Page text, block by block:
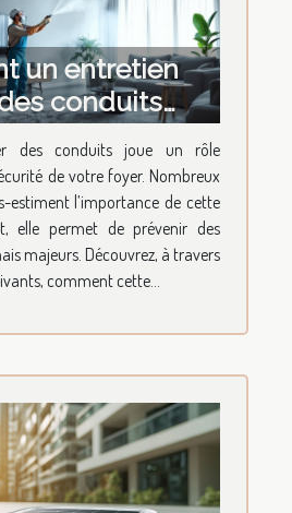
un entretien
conduits
t-il la sécurité
?
des conduits joue un rôle
de votre foyer. Nombreux
estiment l’importance de cette
elle permet de prévenir des
majeurs. Découvrez, à travers
comment cette...